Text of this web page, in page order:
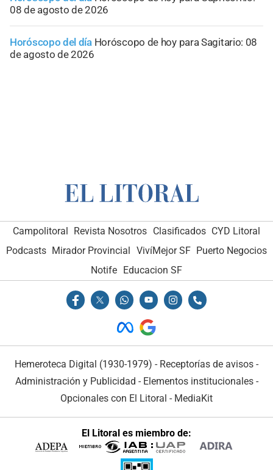
08 de agosto de 2026
Horóscopo del día Horóscopo de hoy para Sagitario: 08
de agosto de 2026
Campolitoral Revista Nosotros Clasificados CYD Litoral
Podcasts Mirador Provincial VivíMejor SF Puerto Negocios
Notife
Educacion SF
Hemeroteca Digital (1930-1979) - Receptorías de avisos -
Administración y Publicidad - Elementos institucionales-
Opcionales con El Litoral - MediaKit
El Litoral es miembro de: